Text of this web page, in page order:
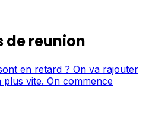
de reunion
en retard ? On va rajouter
plus vite. On commence